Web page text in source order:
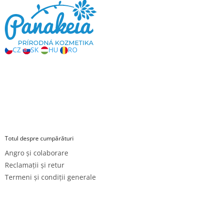
CZ SK HU RO
Totul despre cumpărături
Angro și colaborare
Reclamații și retur
Termeni și condiții generale